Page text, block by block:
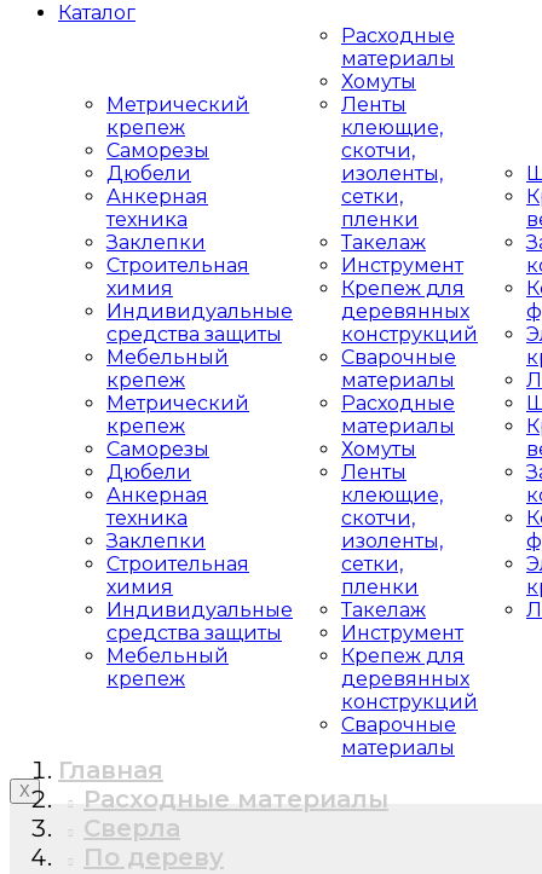
Каталог
Метрический
крепеж
Саморезы
Дюбели
Анкерная
техника
Заклепки
Строительная
химия
Индивидуальные
средства защиты
Мебельный
крепеж
Метрический
крепеж
Саморезы
Дюбели
Анкерная
техника
Заклепки
Строительная
химия
Индивидуальные
средства защиты
Мебельный
крепеж
Расходные
материалы
Хомуты
Ленты
клеющие,
скотчи,
изоленты,
сетки,
пленки
Такелаж
Инструмент
Крепеж для
деревянных
конструкций
Сварочные
материалы
Расходные
материалы
Хомуты
Ленты
клеющие,
скотчи,
изоленты,
сетки,
пленки
Такелаж
Инструмент
Крепеж для
деревянных
конструкций
Сварочные
материалы
X
Главная
Расходные материалы
Сверла
По дереву